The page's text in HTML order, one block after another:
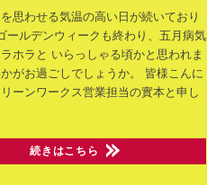
思わせる気温の高い日が続いており
ールデンウィークも終わり、五月病気
ホラと いらっしゃる頃かと思われま
がお過ごしでしょうか。
皆様こんに
ーンワークス営業担当の實本と申し
続きはこちら